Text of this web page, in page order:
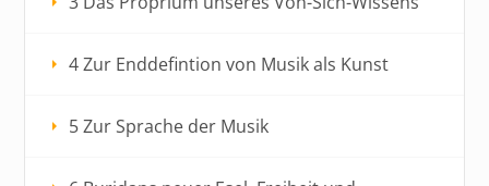
4 Zur Enddefintion von Musik als Kunst
5 Zur Sprache der Musik